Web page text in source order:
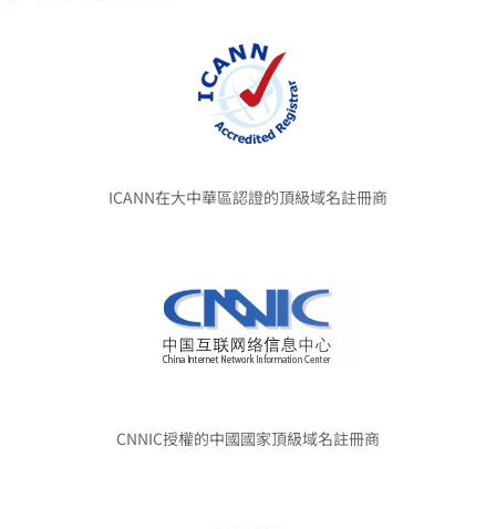
ICANN在大中華區認證的頂級域名註冊商
CNNIC授權的中國國家頂級域名註冊商